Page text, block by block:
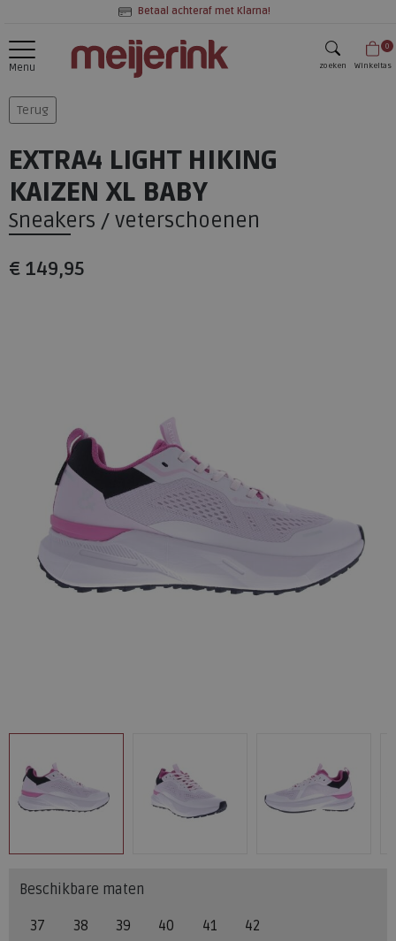
Betaal achteraf met Klarna!
Menu zoeken
0
Winkeltas
Terug
EXTRA4 LIGHT HIKING
KAIZEN XL BABY
Sneakers / veterschoenen
€ 149,95
Beschikbare maten
37 38 39 40 41 42